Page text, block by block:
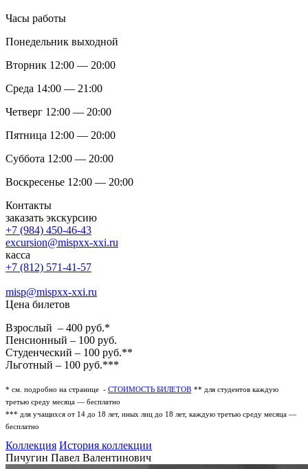
Часы работы
Понедельник выходной
Вторник 12:00 — 20:00
Среда 14:00 — 21:00
Четверг 12:00 — 20:00
Пятница 12:00 — 20:00
Суббота 12:00 — 20:00
Воскресенье 12:00 — 20:00
Контакты
заказать экскурсию
+7 (984) 450-46-43
excursion@mispxx-xxi.ru
касса
+7 (812) 571-41-57
misp@mispxx-xxi.ru
Цена билетов
Взрослый – 400 руб.*
Пенсионный – 100 руб.
Студенческий – 100 руб.**
Льготный – 100 руб.***
* см. подробно на странице - СТОИМОСТЬ БИЛЕТОВ ** для студентов каждую
третью среду месяца — бесплатно
*** для учащихся от 14 до 18 лет, иных лиц до 18 лет, каждую третью среду месяца —
бесплатно
Коллекция История коллекции
Пичугин Павел Валентинович